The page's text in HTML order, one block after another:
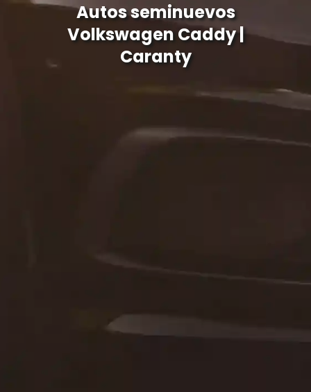
Autos seminuevos
Volkswagen Caddy |
Caranty